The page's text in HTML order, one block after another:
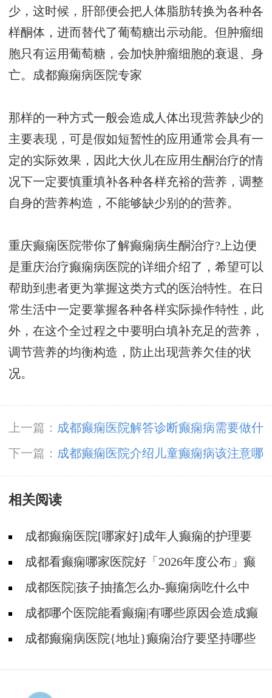
少，这时候，肝部便会把人体脂肪转换为各种各
样酮体，进而替代了葡萄糖出示动能。但肿瘤细
胞只有运用葡萄糖，会加快肿瘤细胞的衰退、身
亡。 成都癫痫病医院专家
那样的一种方式一般会造成人体出現营养缺少的
主要表现，可是假如短暂性的应用通常会具有一
定的实际效果，因此大伙儿在应用生酮治疗的情
况下一定要慎重填补各种各样充裕的营养，调整
自身的营养构造，不能够缺少别的的营养。
重庆癫痫医院带你了解癫痫病生酮治疗?上边便
是重庆治疗癫痫病医院的详细介绍了，希望可以
帮助到患者更为掌握这类方式的医治特性。在日
常生活中一定要掌握各种各样实际操作特性，此
外，在这个全过程之中要明白填补充足的营养，
调节营养的均衡构造，防止出现营养欠佳的状
况。
上一篇： 成都癫痫医院解答诊断癫痫病需要做什
么检查?
下一篇： 成都癫痫医院介绍儿童癫痫病该注意哪
些护理?
相关阅读
成都癫痫医院[哪家好]成年人癫痫的护理要
做到哪些?
成都看癫痫哪家医院好「2026年度公布」癫
痫是遗传的吗?
成都医院|孩子抽搐怎么办-癫痫病吃什么中
药?成都哪个医院能看癫痫|有哪些原因会造成癫
痫?成都癫痫病医院{地址}癫痫治疗要坚持哪些